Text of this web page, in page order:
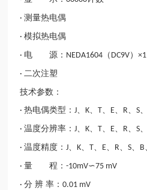
·测量热电偶
·模拟热电偶
· 电 源： NEDA1604 （ DC9V）×1
·二次注塑
技术参数：
·热电偶类型： J 、K 、T E R 、S
·温度分辨率： J 、K 、T E R 、S
·温度精度： J 、K 、T E R 、S B
·量 程：-10mV∽75 mV
·分 辨 率：0.01 mV